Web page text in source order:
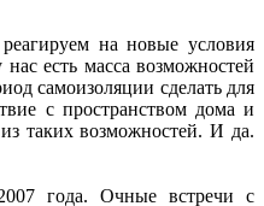
на новые условия
есть масса возможностей
самоизоляции сделать для
с пространством дома и
таких возможностей. И да.
года. Очные встречи с